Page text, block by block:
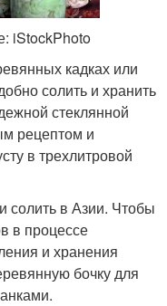
iStockPhoto
кадках или
солить и хранить
стеклянной
рецептом и
в трехлитровой
солить в Азии. Чтобы
в процессе
и хранения
бочку для